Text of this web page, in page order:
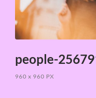
people-
960x 960 PX